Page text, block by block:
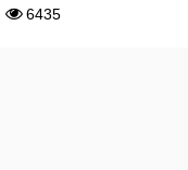
6435